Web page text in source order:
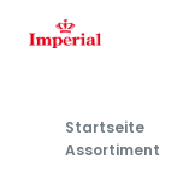
Startseite
Assortiment